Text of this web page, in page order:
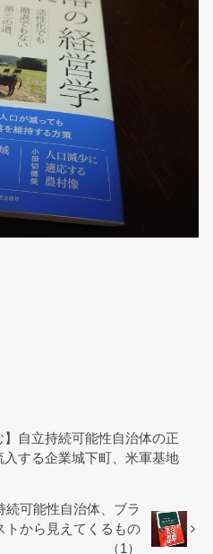
】自立持続可能性自治体の正
する企業城下町、米軍基地
続可能性自治体、ブラ
トから見えてくるもの
（1）